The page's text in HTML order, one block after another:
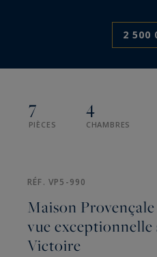
2 500
7
PIÈCES
4
CHAMBRES
RÉF. VP5-990
Maison
vue exceptionnelle
Victoire